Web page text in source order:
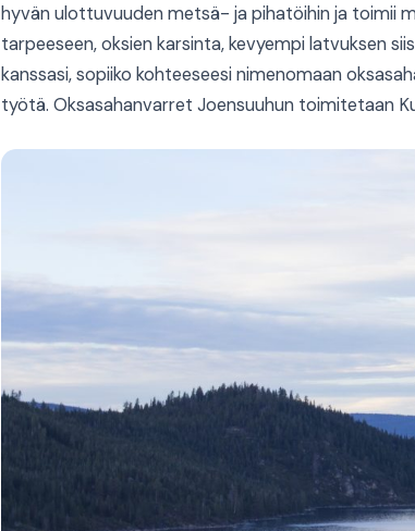
hyvän ulottuvuuden metsä- ja pihatöihin ja toimii
tarpeeseen, oksien karsinta, kevyempi latvuksen
kanssasi, sopiiko kohteeseesi nimenomaan
työtä. Oksasahanvarret Joensuuhun toimitetaan